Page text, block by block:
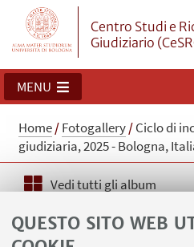
QUESTO SITO WEB
Centro Studi e
Giudiziario
MENU
Home/Fotogallery/Ciclo di
giudiziaria, 2025 - Bologna,
Vedi tutti gli album
Ciclo di incontri